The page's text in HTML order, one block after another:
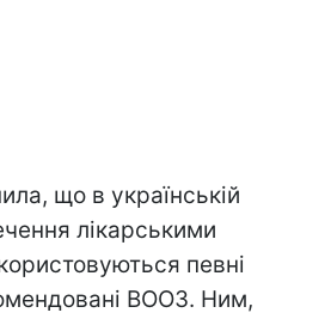
що в українській
лікарськими
певні
ВООЗ. Ним,